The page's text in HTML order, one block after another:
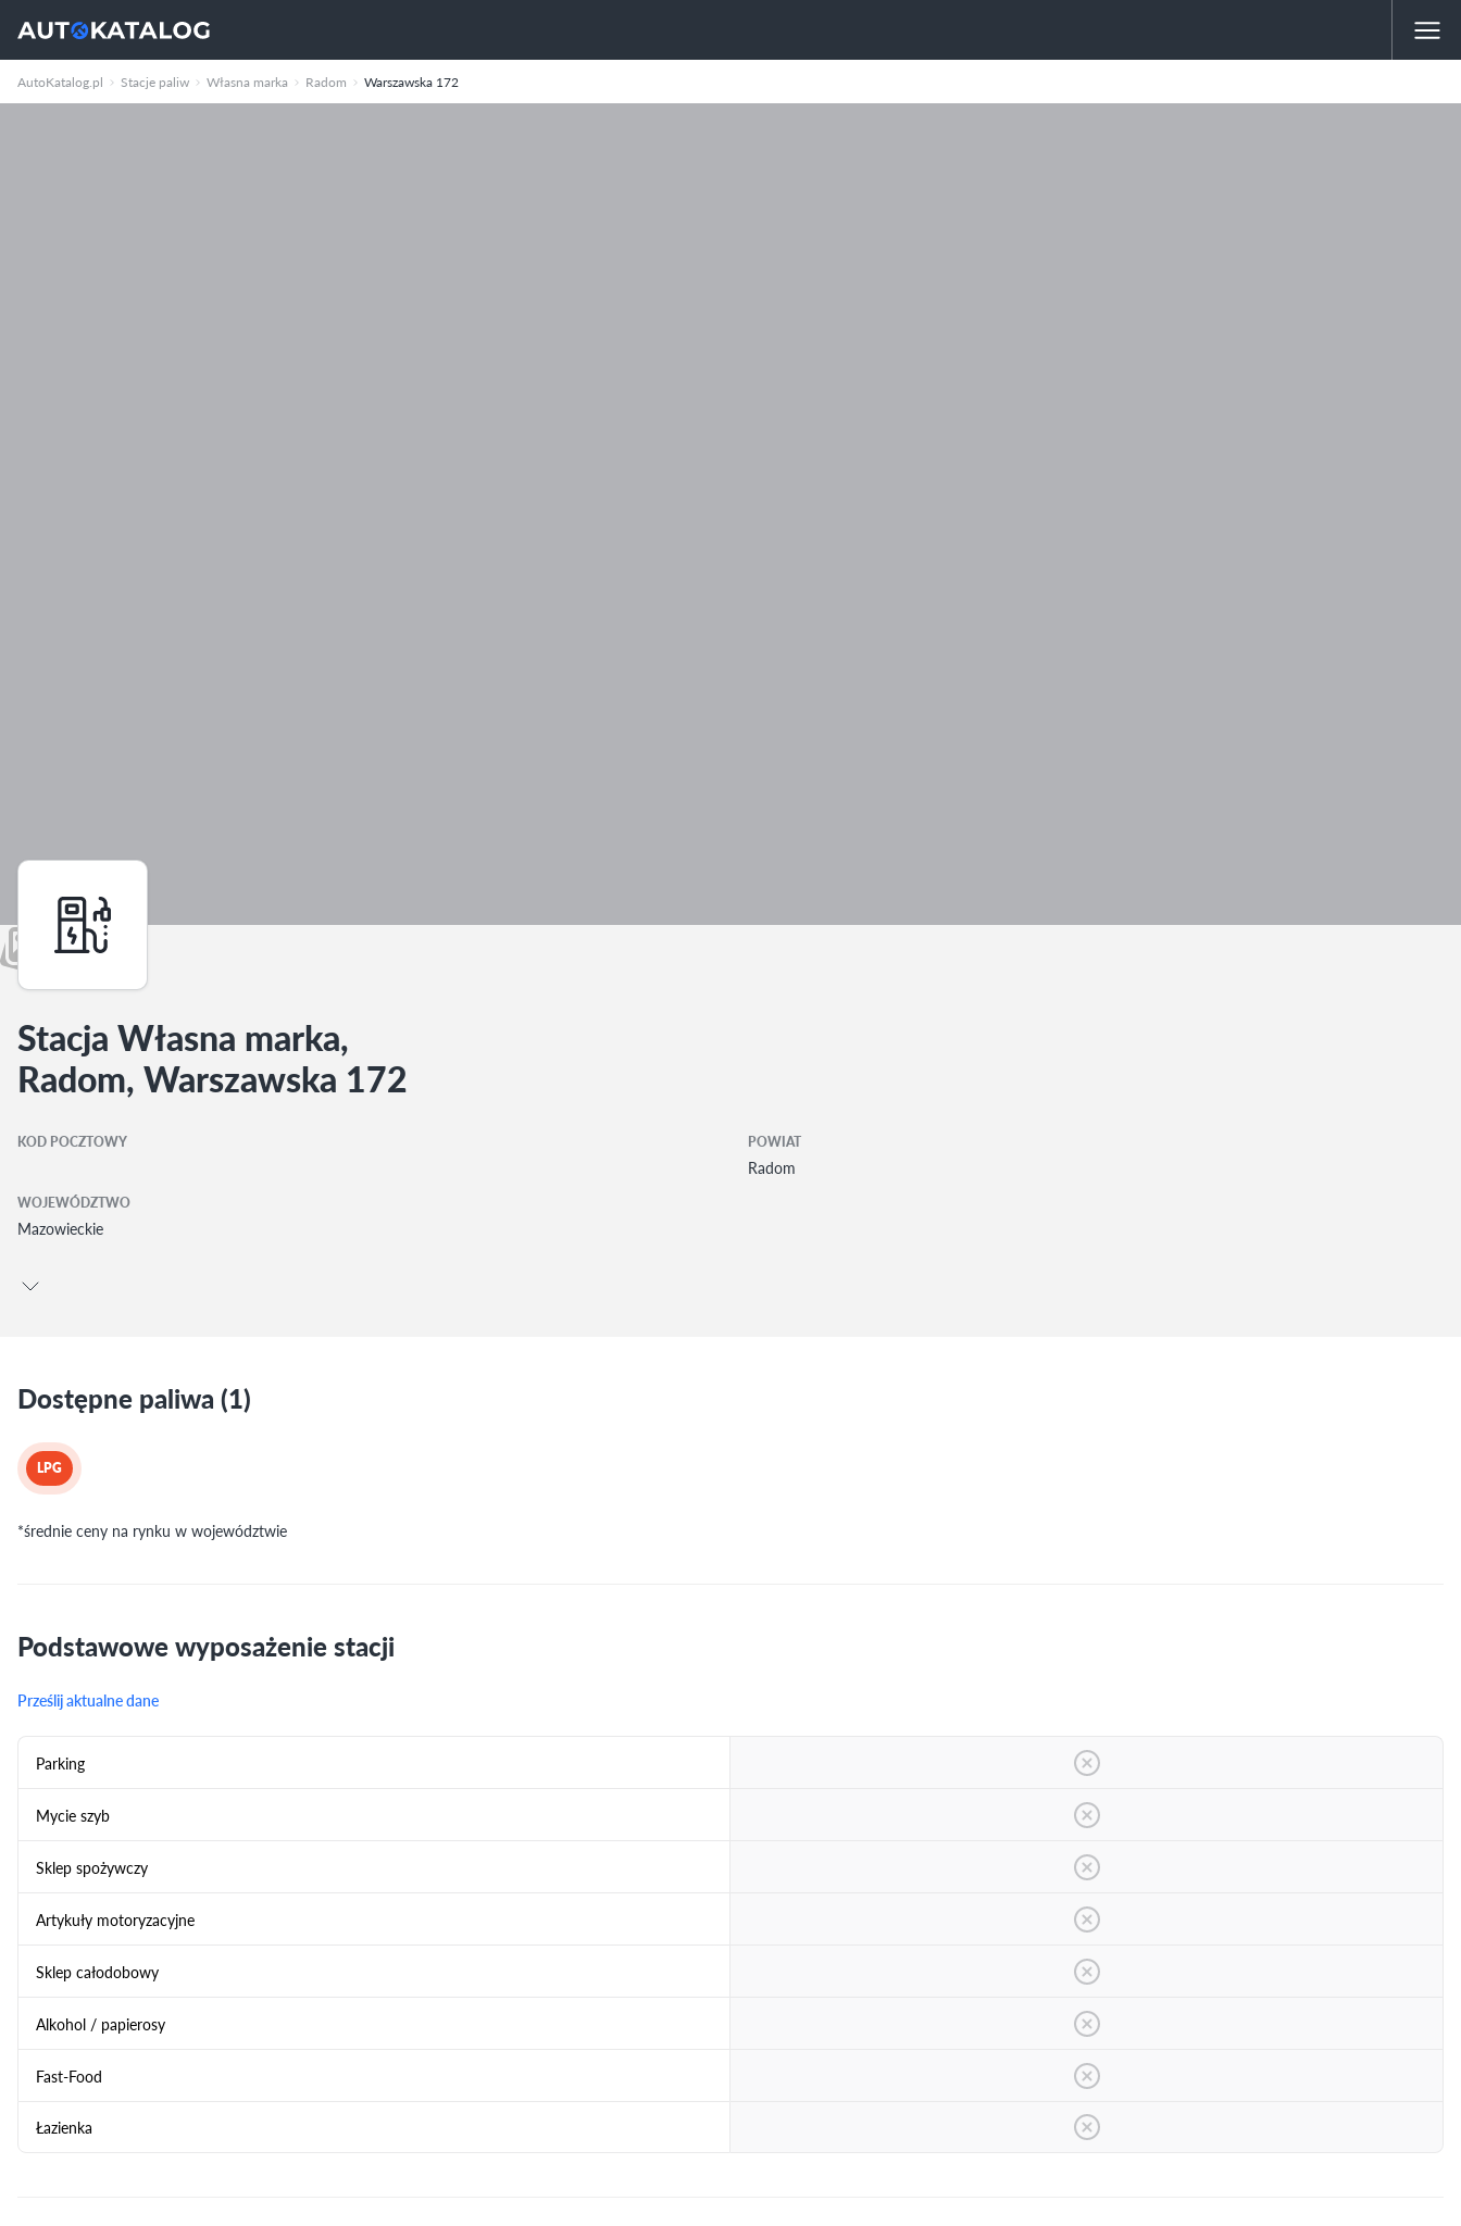
AutoKatalog.pl Stacje paliw Własna marka Radom Warszawska 172
Stacja Własna marka,
Radom, Warszawska 172
KOD POCZTOWY POWIAT
Radom
WOJEWÓDZTWO
Mazowieckie
Dostępne paliwa (1)
LPG
*średnie ceny na rynku w województwie
Podstawowe wyposażenie stacji
Prześlij aktualne dane
Parking
Mycie szyb
Sklep spożywczy
Artykuły motoryzacyjne
Sklep całodobowy
Alkohol / papierosy
Fast-Food
Łazienka